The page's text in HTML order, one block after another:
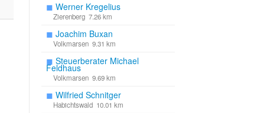
◼ Werner Kregelius
Zierenberg 7.26 km
◼ Joachim Buxan
Volkmarsen 9.31 km
◼ Steuerberater Michael
Feldhaus
Volkmarsen 9.69 km
◼ Wilfried Schnitger
Habichtswald 10.01 km